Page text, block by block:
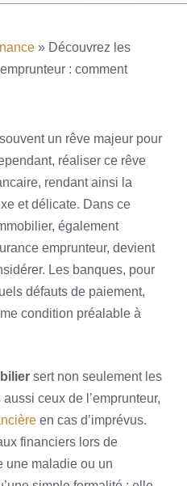
» Découvrez les
: comment
un rêve majeur pour
réaliser ce rêve
rendant ainsi la
et délicate. Dans ce
également
emprunteur, devient
Les banques, pour
défauts de paiement,
condition préalable à
sert non seulement les
ceux de l’emprunteur,
en cas d’imprévus.
financiers lors de
une maladie ou un